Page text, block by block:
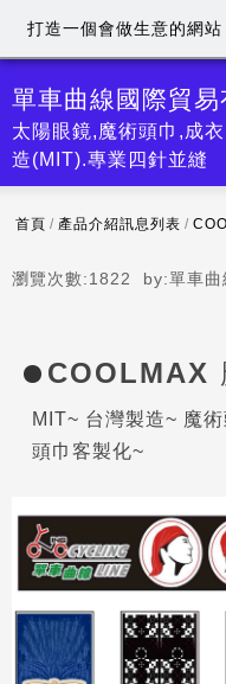
單車曲線國際貿易
太陽眼鏡,魔術頭巾,成
造(MIT).專業四針並縫
首頁 / 產品介紹訊息列表 /
瀏覽次數:1822 by:單車曲
COOLMAX
MIT~ 台灣製造~ 魔
頭巾客製化~
打造一個會做生意的網